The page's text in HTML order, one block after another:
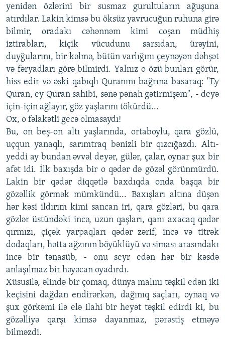
yenidən özlərini bir susmaz gurultuların ağuşuna
atırdılar. Lakin kimsə bu öksüz yavrucuğun ruhuna girə
bilmir, oradakı cəhənnəm kimi coşan müdhiş
iztirabları, kiçik vücudunu sarsıdan, ürəyini,
duyğularını, bir kəlmə, bütün varlığını çeynəyən dəhşət
və fəryadları görə bilmirdi. Yalnız o özü bunları görür,
hiss edir və əski qabıqlı Quranını bağrına basaraq: "Ey
Quran, ey Quran sahibi, sənə pənah gətirmişəm", - deyə
için-için ağlayır, göz yaşlarını tökürdü...
Ox, o fəlakətli gecə olmasaydı!
Bu, on beş-on altı yaşlarında, ortaboylu, qara gözlü,
uçqun yanaqlı, sarımtraq bənizli bir qızcığazdı. Altı-
yeddi ay bundan əvvəl deyər, gülər, çalar, oynar şux bir
afət idi. İlk baxışda bir o qədər də gözəl görünmürdü.
Lakin bir qədər diqqətlə baxdıqda onda başqa bir
gözəllik görmək mümkündü... Baxışları altına düşən
hər kəsi ildırım kimi sancan iri, qara gözləri, bu qara
gözlər üstündəki incə, uzun qaşları, qanı axacaq qədər
qırmızı, çiçək yarpaqları qədər zərif, incə və titrək
dodaqları, hətta ağzının böyüklüyü və siması arasındakı
incə bir tənasüb, - onu seyr edən hər bir kəsdə
anlaşılmaz bir həyəcan oyadırdı.
Xüsusilə, əlində bir çomaq, dünya malını təşkil edən iki
keçisini dağdan endirərkən, dağınıq saçları, oynaq və
şux görkəmi ilə elə ilahi bir heyət təşkil edirdi ki, bu
gözəlliyə qarşı kimsə dayanmaz, pərəstiş etməyə
bilməzdi.